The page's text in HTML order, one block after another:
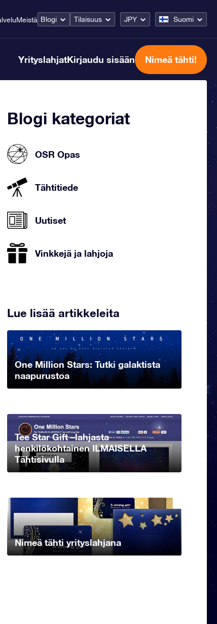
Meistä Blogi Tilaisuus JPY Suomi
YrityslahjatKirjaudu sisään Nimeä tähti!
Blogi kategoriat
OSR Opas
Tähtitiede
Uutiset
Vinkkejä ja lahjoja
Lue lisää artikkeleita
One Million Stars: Tutki galaktista
naapurustoa
Tee Star Gift –lahjasta
henkilökohtainen ILMAISELLA
Tähtisivulla
Nimeä tähti yrityslahjana